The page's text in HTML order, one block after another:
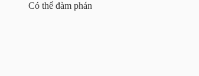
Có thể đàm phán